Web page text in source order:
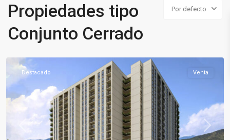
Por defecto
Propiedades tipo
Conjunto Cerrado
Norte
Next
Destacado Venta